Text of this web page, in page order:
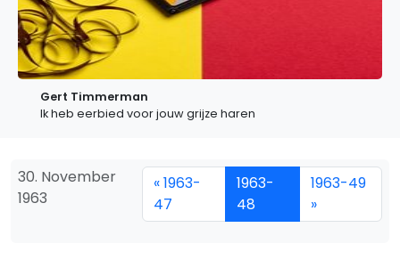
Gert Timmerman
Ik heb eerbied voor jouw grijze haren
30. November
1963
« 1963-
47
1963-
48
1963-49
»